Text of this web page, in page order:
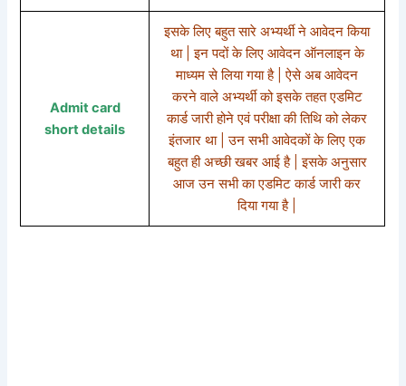
Admit card
short details
इसके लिए बहुत सारे अभ्यर्थी ने आवेदन किया
था | इन पदों के लिए आवेदन ऑनलाइन के
माध्यम से लिया गया है | ऐसे अब आवेदन
करने वाले अभ्यर्थी को इसके तहत एडमिट
कार्ड जारी होने एवं परीक्षा की तिथि को लेकर
इंतजार था | उन सभी आवेदकों के लिए एक
बहुत ही अच्छी खबर आई है | इसके अनुसार
आज उन सभी का एडमिट कार्ड जारी कर
दिया गया है |